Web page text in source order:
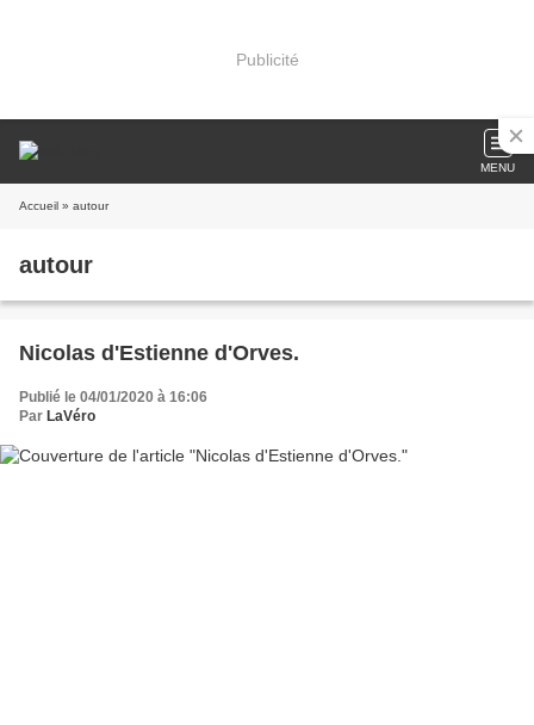
Publicité
MENU
Accueil » autour
autour
Nicolas d'Estienne d'Orves.
Publié le 04/01/2020 à 16:06
Par LaVéro